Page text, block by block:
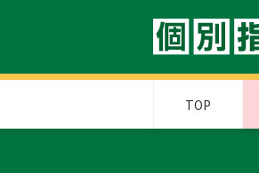
TOP